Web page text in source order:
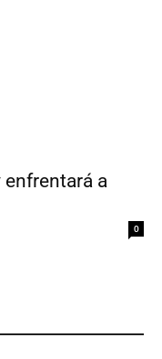
enfrentará a
0